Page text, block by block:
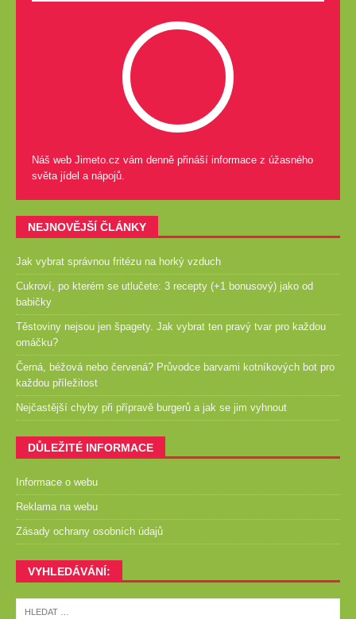
Náš web Jimeto.cz vám denně přináší informace z úžasného
světa jídel a nápojů.
NEJNOVĚJŠÍ ČLÁNKY
Jak vybrat správnou fritézu na horký vzduch
Cukroví, po kterém se utlučete: 3 recepty (+1 bonusový) jako od
babičky
Těstoviny nejsou jen špagety. Jak vybrat ten pravý tvar pro každou
omáčku?
Černá, béžová nebo červená? Průvodce barvami kotníkových bot pro
každou příležitost
Nejčastější chyby při přípravě burgerů a jak se jim vyhnout
DŮLEŽITÉ INFORMACE
Informace o webu
Reklama na webu
Zásady ochrany osobních údajů
VYHLEDÁVÁNÍ: